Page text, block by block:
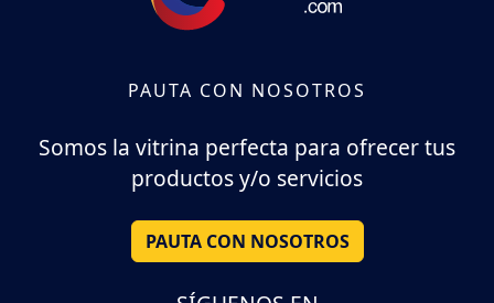
PAUTA CON NOSOTROS
Somos la vitrina perfecta para ofrecer tus
productos y/o servicios
PAUTA CON NOSOTROS